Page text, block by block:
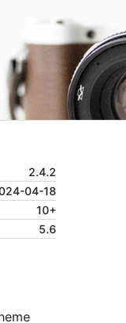
2.4.2
04-18
10+
5.6